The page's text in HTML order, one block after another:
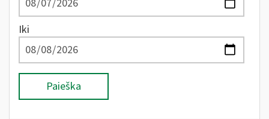
Iki
Paieška